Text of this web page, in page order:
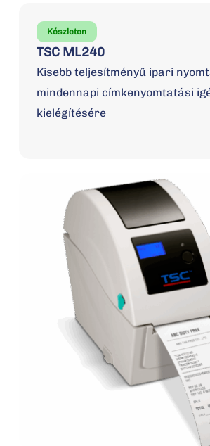
TSC ML240
Készleten
Kisebb teljesítményű ipari
mindennapi címkenyomtatási
kielégítésére